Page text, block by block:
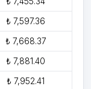
₺ 7,597.36
₺ 7,668.37
₺ 7,881.40
₺ 7,952.41